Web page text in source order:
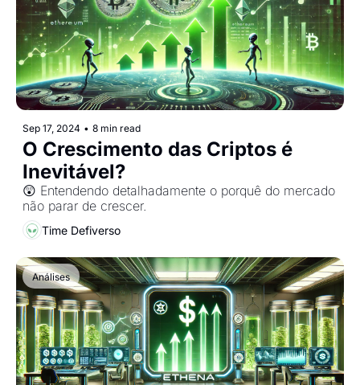
Sep 17, 2024 • 8 min read
O Crescimento das Criptos é
Inevitável?
😲 Entendendo detalhadamente o porquê do mercado
não parar de crescer.
Time Defiverso
Análises